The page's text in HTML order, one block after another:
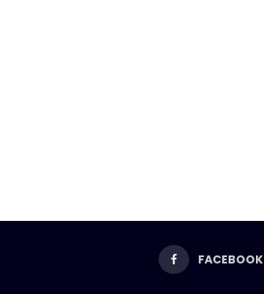
FACEBOOK